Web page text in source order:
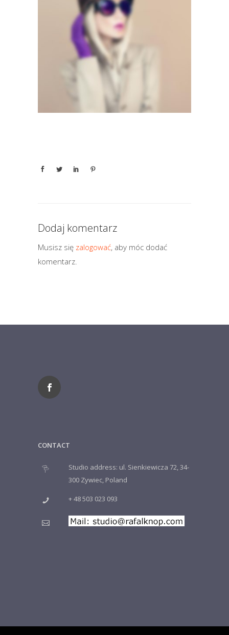
Dodaj komentarz
Musisz się zalogować, aby móc dodać
komentarz.
CONTACT
Studio address: ul. Sienkiewicza 72, 34-
300 Zywiec, Poland
+ 48 503 023 093